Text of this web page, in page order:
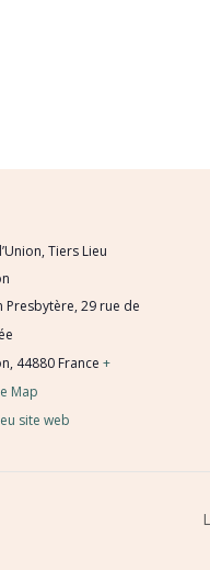
Tiers Lieu
Presbytère, 29 rue de
, 44880 France +
Map
site web